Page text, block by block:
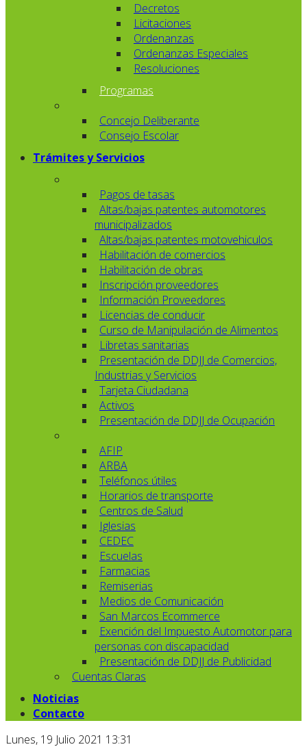
Decretos
Licitaciones
Ordenanzas
Ordenanzas Especiales
Resoluciones
Programas
Concejo Deliberante
Consejo Escolar
Trámites y Servicios
Pagos de tasas
Altas/bajas patentes automotores
municipalizados
Altas/bajas patentes motovehiculos
Habilitación de comercios
Habilitación de obras
Inscripción proveedores
Información Proveedores
Licencias de conducir
Curso de Manipulación de Alimentos
Libretas sanitarias
Presentación de DDJJ de Comercios,
Industrias y Servicios
Tarjeta Ciudadana
Activos
Presentación de DDJJ de Ocupación
AFIP
ARBA
Teléfonos útiles
Horarios de transporte
Centros de Salud
Iglesias
CEDEC
Escuelas
Farmacias
Remiserias
Medios de Comunicación
San Marcos Ecommerce
Exención del Impuesto Automotor para
personas con discapacidad
Presentación de DDJJ de Publicidad
Cuentas Claras
Noticias
Contacto
Lunes, 19 Julio 2021 13:31